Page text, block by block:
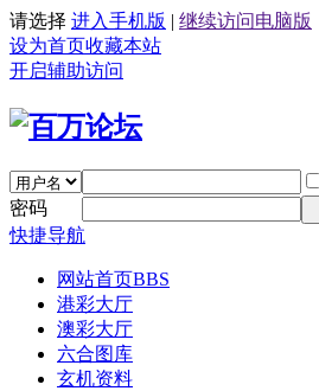
请选择 进入手机版 | 继续访问电脑版
设为首页收藏本站
开启辅助访问
密码
快捷导航
网站首页BBS
港彩大厅
澳彩大厅
六合图库
玄机资料